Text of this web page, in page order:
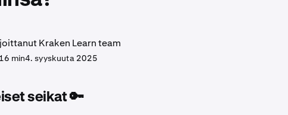
Kraken Learn team
16 min4. syyskuuta 2025
seikat 🔑